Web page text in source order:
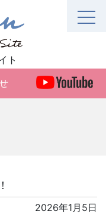
ト
2026年1月5日